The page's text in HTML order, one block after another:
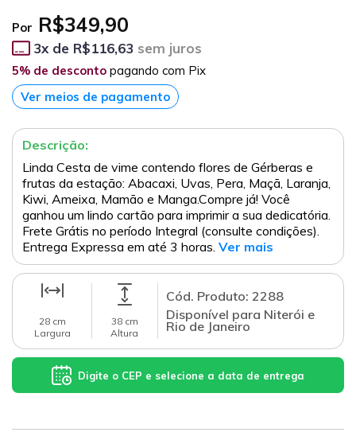
Por R$349,90
3x de R$116,63 sem juros
5% de desconto pagando com Pix
Ver meios de pagamento
Descrição:
Linda Cesta de vime contendo flores de Gérberas e
frutas da estação: Abacaxi, Uvas, Pera, Maçã, Laranja,
Kiwi, Ameixa, Mamão e Manga.Compre já! Você
ganhou um lindo cartão para imprimir a sua dedicatória.
Frete Grátis no período Integral (consulte condições).
Entrega Expressa em até 3 horas. Ver mais
28 cm
Largura
38 cm
Altura
Cód. Produto: 2288
Disponível para Niterói e
Rio de Janeiro
Digite o CEP e selecione a data de entrega